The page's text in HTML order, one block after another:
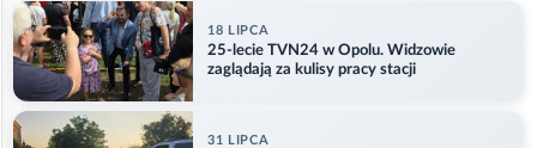
18 LIPCA
25-lecie TVN24 w Opolu. Widzowie
zaglądają za kulisy pracy stacji
31 LIPCA